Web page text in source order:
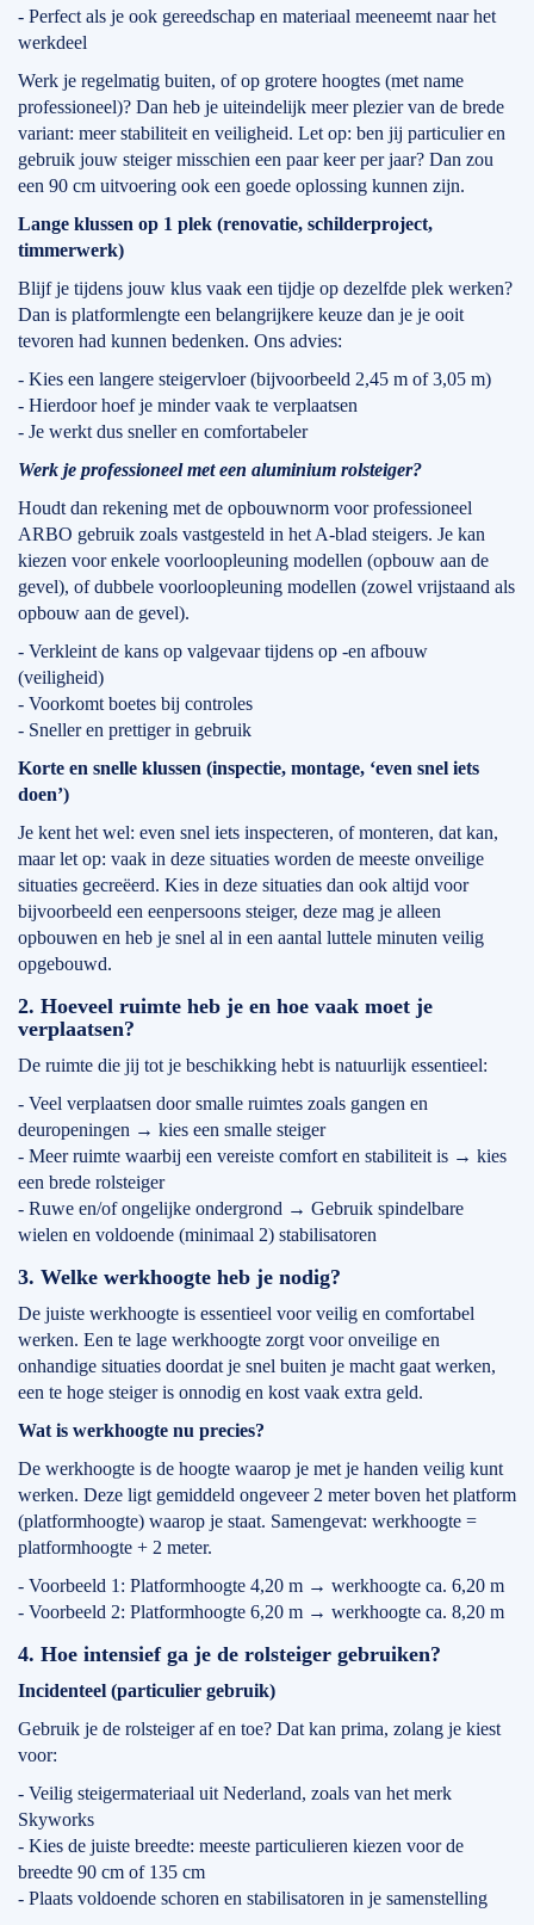
- Perfect als je ook gereedschap en materiaal meeneemt naar het
werkdeel
Werk je regelmatig buiten, of op grotere hoogtes (met name
professioneel)? Dan heb je uiteindelijk meer plezier van de brede
variant: meer stabiliteit en veiligheid. Let op: ben jij particulier en
gebruik jouw steiger misschien een paar keer per jaar? Dan zou
een 90 cm uitvoering ook een goede oplossing kunnen zijn.
Lange klussen op 1 plek (renovatie, schilderproject,
timmerwerk)
Blijf je tijdens jouw klus vaak een tijdje op dezelfde plek werken?
Dan is platformlengte een belangrijkere keuze dan je je ooit
tevoren had kunnen bedenken. Ons advies:
- Kies een langere steigervloer (bijvoorbeeld 2,45 m of 3,05 m)
- Hierdoor hoef je minder vaak te verplaatsen
- Je werkt dus sneller en comfortabeler
Werk je professioneel met een aluminium rolsteiger?
Houdt dan rekening met de opbouwnorm voor professioneel
ARBO gebruik zoals vastgesteld in het A-blad steigers. Je kan
kiezen voor enkele voorloopleuning modellen (opbouw aan de
gevel), of dubbele voorloopleuning modellen (zowel vrijstaand als
opbouw aan de gevel).
- Verkleint de kans op valgevaar tijdens op -en afbouw
(veiligheid)
- Voorkomt boetes bij controles
- Sneller en prettiger in gebruik
Korte en snelle klussen (inspectie, montage, ‘even snel iets
doen’)
Je kent het wel: even snel iets inspecteren, of monteren, dat kan,
maar let op: vaak in deze situaties worden de meeste onveilige
situaties gecreëerd. Kies in deze situaties dan ook altijd voor
bijvoorbeeld een eenpersoons steiger, deze mag je alleen
opbouwen en heb je snel al in een aantal luttele minuten veilig
opgebouwd.
2. Hoeveel ruimte heb je en hoe vaak moet je
verplaatsen?
De ruimte die jij tot je beschikking hebt is natuurlijk essentieel:
- Veel verplaatsen door smalle ruimtes zoals gangen en
deuropeningen → kies een smalle steiger
- Meer ruimte waarbij een vereiste comfort en stabiliteit is → kies
een brede rolsteiger
- Ruwe en/of ongelijke ondergrond → Gebruik spindelbare
wielen en voldoende (minimaal 2) stabilisatoren
3. Welke werkhoogte heb je nodig?
De juiste werkhoogte is essentieel voor veilig en comfortabel
werken. Een te lage werkhoogte zorgt voor onveilige en
onhandige situaties doordat je snel buiten je macht gaat werken,
een te hoge steiger is onnodig en kost vaak extra geld.
Wat is werkhoogte nu precies?
De werkhoogte is de hoogte waarop je met je handen veilig kunt
werken. Deze ligt gemiddeld ongeveer 2 meter boven het platform
(platformhoogte) waarop je staat. Samengevat: werkhoogte =
platformhoogte + 2 meter.
- Voorbeeld 1: Platformhoogte 4,20 m → werkhoogte ca. 6,20 m
- Voorbeeld 2: Platformhoogte 6,20 m → werkhoogte ca. 8,20 m
4. Hoe intensief ga je de rolsteiger gebruiken?
Incidenteel (particulier gebruik)
Gebruik je de rolsteiger af en toe? Dat kan prima, zolang je kiest
voor:
- Veilig steigermateriaal uit Nederland, zoals van het merk
Skyworks
- Kies de juiste breedte: meeste particulieren kiezen voor de
breedte 90 cm of 135 cm
- Plaats voldoende schoren en stabilisatoren in je samenstelling